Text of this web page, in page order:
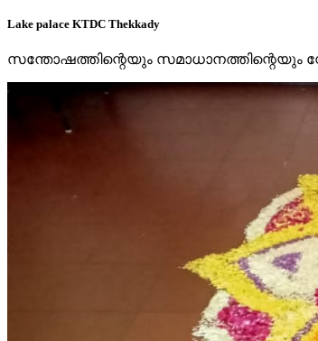
Lake palace KTDC Thekkady
സന്തോഷത്തിന്റെയും